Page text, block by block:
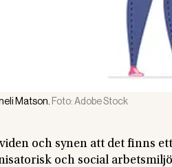
Matson. Foto:Adobe Stock
och synen att det finns
och social